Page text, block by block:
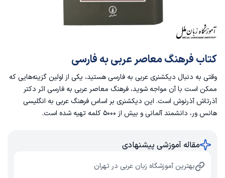
کتاب فرهنگ معاصر عربی به فارسی
وقتی به دنبال دیکشنری عربی به فارسی هستید، یکی از اولین گزینه‌هایی که
ممکن است با آن مواجه شوید، فرهنگ معاصر عربی به فارسی اثر دکتر
آذرتاش آذرنوش است. این دیکشنری بر اساس فرهنگ عربی به انگلیسی
هانس ور، دانشمند آلمانی و بیش از ۵۰۰۰ کلمه تهیه شده است.
مقاله آموزشی پیشنهادی
بهترین آموزشگاه زبان عربی در تهران